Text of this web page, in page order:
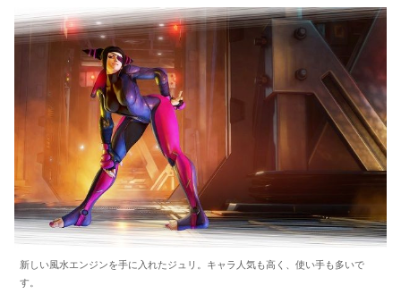
新しい風水エンジンを手に入れたジュリ。キャラ人気も高く、使い手も多いで
す。